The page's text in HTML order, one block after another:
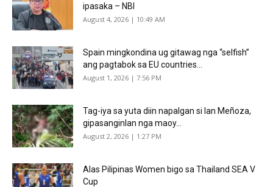
ipasaka – NBI
August 4, 2026 | 10:49 AM
Spain mingkondina ug gitawag nga “selfish”
ang pagtabok sa EU countries...
August 1, 2026 | 7:56 PM
Tag-iya sa yuta diin napalgan si Ian Meñoza,
gipasanginlan nga maoy...
August 2, 2026 | 1:27 PM
Alas Pilipinas Women bigo sa Thailand SEA V
Cup